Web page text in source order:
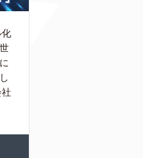
化